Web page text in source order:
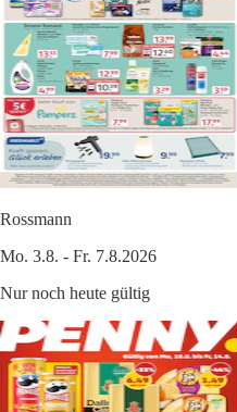
Rossmann
Mo. 3.8. - Fr. 7.8.2026
Nur noch heute gültig